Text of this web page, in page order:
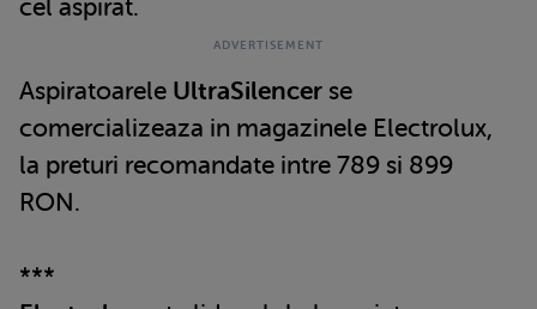
cel aspirat.
Aspiratoarele UltraSilencer se
comercializeaza in magazinele Electrolux,
la preturi recomandate intre 789 si 899
RON.
***